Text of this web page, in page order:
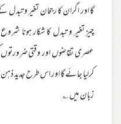
گا اور اگران کا رجحان تغیر و تبدل
چیز تغیر و تبدل کا شکار ہونا
عصری تقاضوں اور وقتی ضرورتوں
کرلیا جائے گا اور اس طرح جدید ذہن
زبان میں ؎